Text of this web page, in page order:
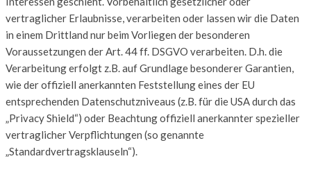
vertraglicher Erlaubnisse, verarbeiten oder lassen wir die Daten
in einem Drittland nur beim Vorliegen der besonderen
Voraussetzungen der Art. 44 ff. DSGVO verarbeiten. D.h. die
Verarbeitung erfolgt z.B. auf Grundlage besonderer Garantien,
wie der offiziell anerkannten Feststellung eines der EU
entsprechenden Datenschutzniveaus (z.B. für die USA durch das
„Privacy Shield“) oder Beachtung offiziell anerkannter spezieller
vertraglicher Verpflichtungen (so genannte
„Standardvertragsklauseln“).